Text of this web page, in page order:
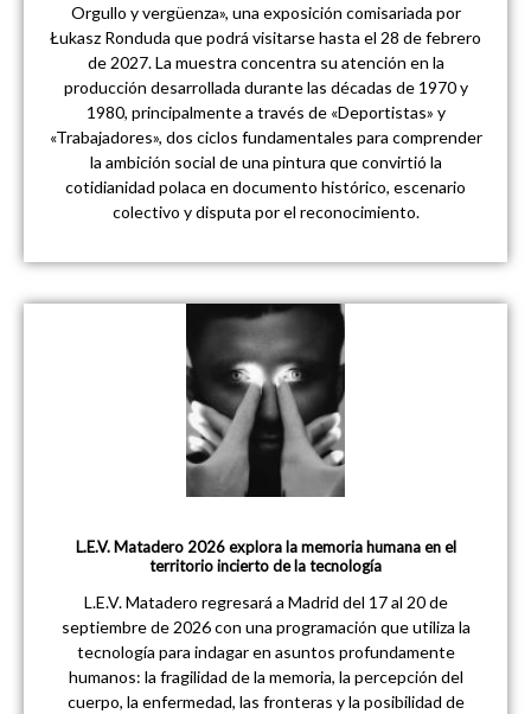
Orgullo y vergüenza», una exposición comisariada por
Łukasz Ronduda que podrá visitarse hasta el 28 de febrero
de 2027. La muestra concentra su atención en la
producción desarrollada durante las décadas de 1970 y
1980, principalmente a través de «Deportistas» y
«Trabajadores», dos ciclos fundamentales para comprender
la ambición social de una pintura que convirtió la
cotidianidad polaca en documento histórico, escenario
colectivo y disputa por el reconocimiento.
L.E.V. Matadero 2026 explora la memoria humana en el
territorio incierto de la tecnología
L.E.V. Matadero regresará a Madrid del 17 al 20 de
septiembre de 2026 con una programación que utiliza la
tecnología para indagar en asuntos profundamente
humanos: la fragilidad de la memoria, la percepción del
cuerpo, la enfermedad, las fronteras y la posibilidad de